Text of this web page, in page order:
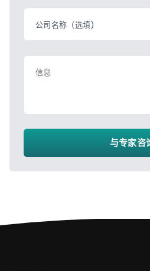
公司名称（选填)
信息
与专家咨